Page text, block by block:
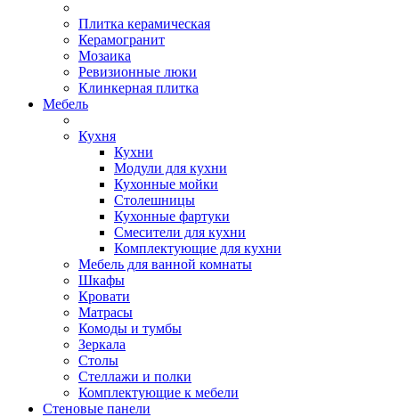
Плитка керамическая
Керамогранит
Мозаика
Ревизионные люки
Клинкерная плитка
Мебель
Кухня
Кухни
Модули для кухни
Кухонные мойки
Столешницы
Кухонные фартуки
Смесители для кухни
Комплектующие для кухни
Мебель для ванной комнаты
Шкафы
Кровати
Матрасы
Комоды и тумбы
Зеркала
Столы
Стеллажи и полки
Комплектующие к мебели
Стеновые панели